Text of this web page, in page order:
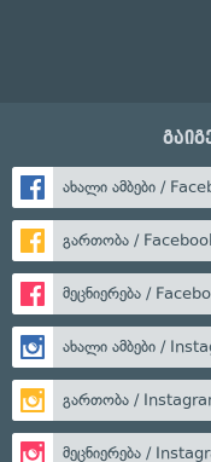
ახალი ამბები /
გართობა /
მეცნიერება /
ახალი ამბები /
გართობა /
მეცნიერება /